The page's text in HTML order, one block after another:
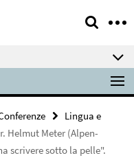
Lingua e
Helmut Meter (Alpen-
scrivere sotto la pelle".